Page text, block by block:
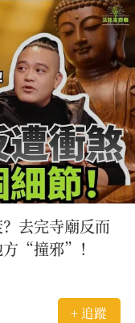
去完寺廟反而
“撞邪”！
+ 追蹤